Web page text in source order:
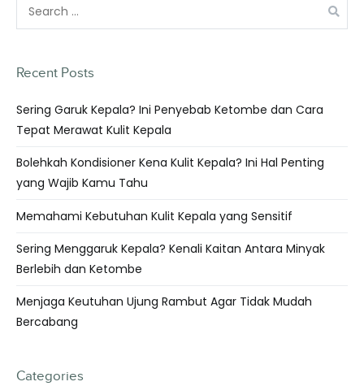
Recent Posts
Sering Garuk Kepala? Ini Penyebab Ketombe dan Cara
Tepat Merawat Kulit Kepala
Bolehkah Kondisioner Kena Kulit Kepala? Ini Hal Penting
yang Wajib Kamu Tahu
Memahami Kebutuhan Kulit Kepala yang Sensitif
Sering Menggaruk Kepala? Kenali Kaitan Antara Minyak
Berlebih dan Ketombe
Menjaga Keutuhan Ujung Rambut Agar Tidak Mudah
Bercabang
Categories